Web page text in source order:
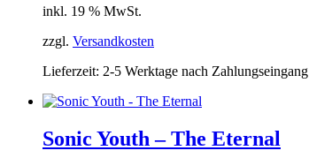
inkl. 19 % MwSt.
zzgl. Versandkosten
Lieferzeit: 2-5 Werktage nach Zahlungseingang
Sonic Youth – The Eternal